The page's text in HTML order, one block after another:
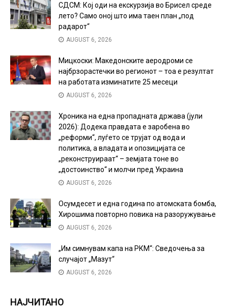
СДСМ: Кој оди на екскурзија во Брисел среде
лето? Само оној што има таен план „под
радарот“
AUGUST 6, 2026
Мицкоски: Македонските аеродроми се
најбрзорастечки во регионот – тоа е резултат
на работата изминатите 25 месеци
AUGUST 6, 2026
Хроника на една пропадната држава (јули
2026): Додека правдата е заробена во
„реформи“, луѓето се трујат од вода и
политика, а владата и опозицијата се
„реконструираат“ – земјата тоне во
„достоинство“ и молчи пред Украина
AUGUST 6, 2026
Осумдесет и една година по атомската бомба,
Хирошима повторно повика на разоружување
AUGUST 6, 2026
„Им симнувам капа на РКМ“: Сведочења за
случајот „Мазут“
AUGUST 6, 2026
НАЈЧИТАНО